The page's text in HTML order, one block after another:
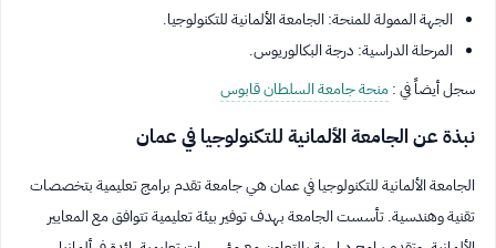
الجهة الممولة للمنحة: الجامعة الألمانية للتكنولوجيا.
المرحلة الدراسية: درجة البكالوريوس.
سجل أيضاً في :منحة جامعة السلطان قابوس
نبذة عن الجامعة الألمانية للتكنولوجيا في عمان
الجامعة الألمانية للتكنولوجيا في عمان هي جامعة تقدم برامج تعليمية بتخصصات
تقنية وهندسية. تأسست الجامعة بهدف توفير بيئة تعليمية تتوافق مع المعايير